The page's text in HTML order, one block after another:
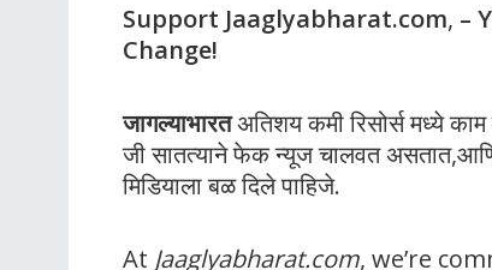
Support Jaaglyabharat.com, –
Change!
जागल्याभारतअतिशय कमी रिसोर्स मध्ये
जी सातत्याने फेक न्यूज चालवत
मिडियाला बळ दिले पाहिजे.
At Jaaglyabharat.com, we’re